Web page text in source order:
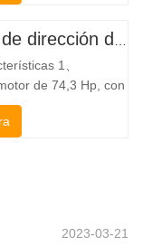
de Italia
automática Freno
El
1、
de 74,3 Hp, con
del cucharón
kg y una capacidad
modelo de flujo
2023-03-21